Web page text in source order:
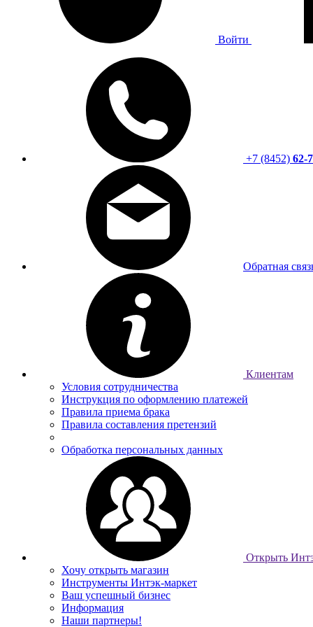
Войти
+7 (8452) 62-
Обратная
Клиентам
Условия сотрудничества
Инструкция по оформлению платежей
Правила приема брака
Правила составления претензий
Обработка персональных данных
Открыть
Хочу открыть магазин
Инструменты Интэк-маркет
Ваш успешный бизнес
Информация
Наши партнеры!